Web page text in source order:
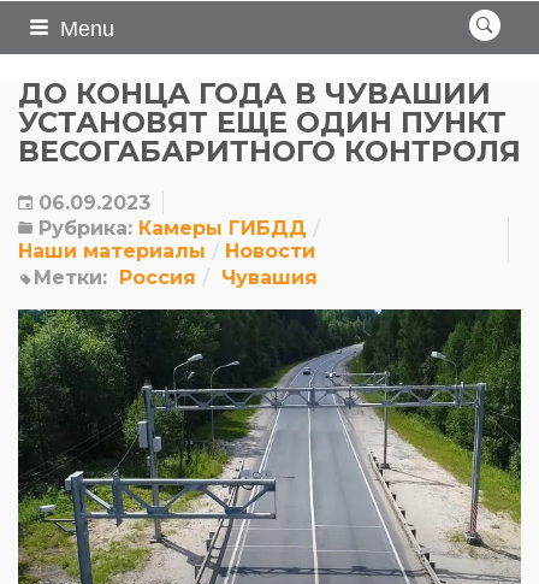
Menu
ДО КОНЦА ГОДА В ЧУВАШИИ
УСТАНОВЯТ ЕЩЕ ОДИН ПУНКТ
ВЕСОГАБАРИТНОГО КОНТРОЛЯ
06.09.2023
Рубрика: Камеры ГИБДД
Наши материалы
Новости
Метки: Россия Чувашия